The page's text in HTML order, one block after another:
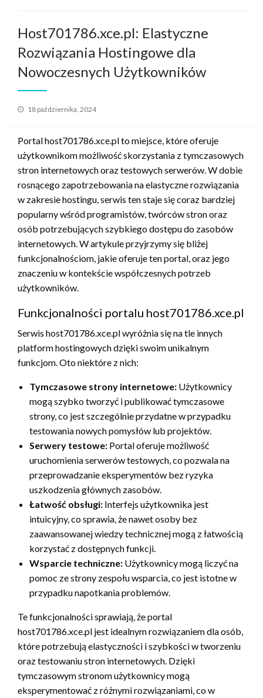
Host701786.xce.pl: Elastyczne
Rozwiązania Hostingowe dla
Nowoczesnych Użytkowników
Opublikowane
18 października, 2024
Portal host701786.xce.pl to miejsce, które oferuje
użytkownikom możliwość skorzystania z tymczasowych
stron internetowych oraz testowych serwerów. W dobie
rosnącego zapotrzebowania na elastyczne rozwiązania
w zakresie hostingu, serwis ten staje się coraz bardziej
popularny wśród programistów, twórców stron oraz
osób potrzebujących szybkiego dostępu do zasobów
internetowych. W artykule przyjrzymy się bliżej
funkcjonalnościom, jakie oferuje ten portal, oraz jego
znaczeniu w kontekście współczesnych potrzeb
użytkowników.
Funkcjonalności portalu host701786.xce.pl
Serwis host701786.xce.pl wyróżnia się na tle innych
platform hostingowych dzięki swoim unikalnym
funkcjom. Oto niektóre z nich:
Tymczasowe strony internetowe: Użytkownicy
mogą szybko tworzyć i publikować tymczasowe
strony, co jest szczególnie przydatne w przypadku
testowania nowych pomysłów lub projektów.
Serwery testowe: Portal oferuje możliwość
uruchomienia serwerów testowych, co pozwala na
przeprowadzanie eksperymentów bez ryzyka
uszkodzenia głównych zasobów.
Łatwość obsługi: Interfejs użytkownika jest
intuicyjny, co sprawia, że nawet osoby bez
zaawansowanej wiedzy technicznej mogą z łatwością
korzystać z dostępnych funkcji.
Wsparcie techniczne: Użytkownicy mogą liczyć na
pomoc ze strony zespołu wsparcia, co jest istotne w
przypadku napotkania problemów.
Te funkcjonalności sprawiają, że portal
host701786.xce.pl jest idealnym rozwiązaniem dla osób,
które potrzebują elastyczności i szybkości w tworzeniu
oraz testowaniu stron internetowych. Dzięki
tymczasowym stronom użytkownicy mogą
eksperymentować z różnymi rozwiązaniami, co w